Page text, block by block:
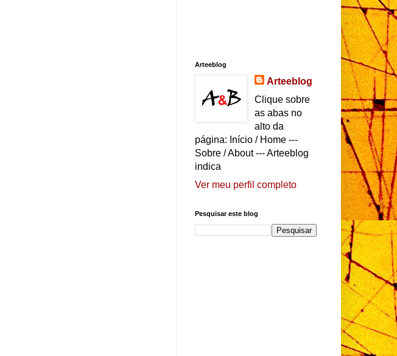
Arteeblog
Arteeblog
Clique sobre
as abas no
alto da
página: Início / Home ---
Sobre / About --- Arteeblog
indica
Ver meu perfil completo
Pesquisar este blog